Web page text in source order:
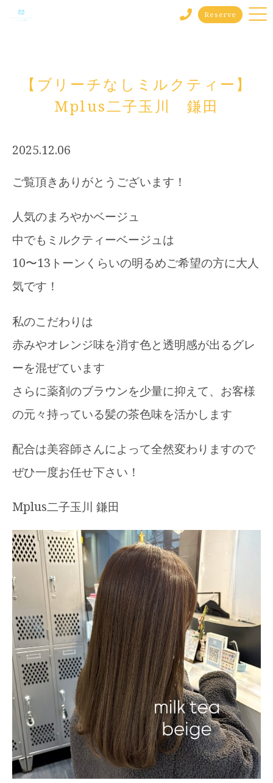
Reserve
【ブリーチなしミルクティー】
Mplus二子玉川 鎌田
2025.12.06
ご覧頂きありがとうございます！
人気のまろやかベージュ
中でもミルクティーベージュは
10〜13トーンくらいの明るめご希望の方に大人
気です！
私のこだわりは
赤みやオレンジ味を消す色と透明感が出るグレ
ーを混ぜています
さらに薬剤のブラウンを少量に抑えて、お客様
の元々持っている髪の茶色味を活かします
配合は美容師さんによって全然変わりますので
ぜひ一度お任せ下さい！
Mplus二子玉川 鎌田